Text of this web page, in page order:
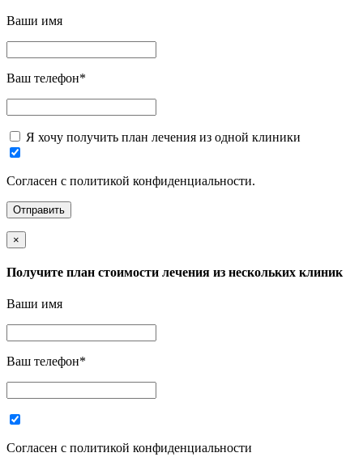
Ваши имя
Ваш телефон*
Я хочу получить план лечения из одной клиники
Согласен с политикой конфиденциальности.
×
Получите план стоимости лечения из нескольких клиник
Ваши имя
Ваш телефон*
Согласен с политикой конфиденциальности